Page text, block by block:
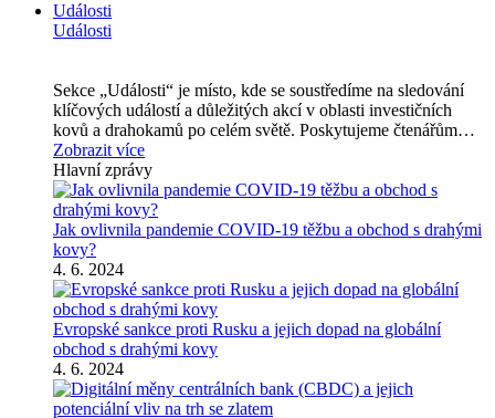
Události
Události
Sekce „Události“ je místo, kde se soustředíme na sledování
klíčových událostí a důležitých akcí v oblasti investičních
kovů a drahokamů po celém světě. Poskytujeme čtenářům…
Zobrazit více
Hlavní zprávy
Jak ovlivnila pandemie COVID-19 těžbu a obchod s drahými
kovy?
4. 6. 2024
Evropské sankce proti Rusku a jejich dopad na globální
obchod s drahými kovy
4. 6. 2024